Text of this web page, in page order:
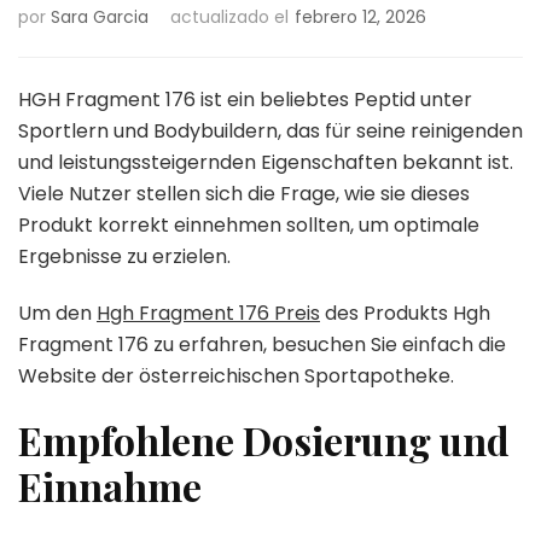
por Sara Garcia actualizado el febrero 12, 2026
HGH Fragment 176 ist ein beliebtes Peptid unter
Sportlern und Bodybuildern, das für seine reinigenden
und leistungssteigernden Eigenschaften bekannt ist.
Viele Nutzer stellen sich die Frage, wie sie dieses
Produkt korrekt einnehmen sollten, um optimale
Ergebnisse zu erzielen.
Um den Hgh Fragment 176 Preis des Produkts Hgh
Fragment 176 zu erfahren, besuchen Sie einfach die
Website der österreichischen Sportapotheke.
Empfohlene Dosierung und
Einnahme